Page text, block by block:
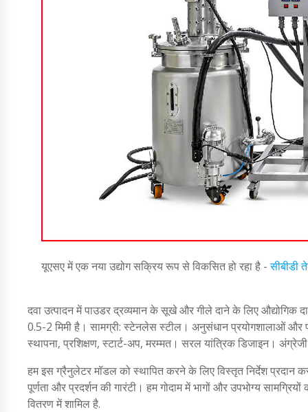
यूएसए में एक नया उद्योग सक्रिय रूप से विकसित हो रहा है -सीबीडी
दवा उत्पादन में पाउडर द्रव्यमान के सूखे और गीले दाने के लिए औद्योगिक
0.5-2 मिमी है। सामग्री: स्टेनलेस स्टील। अनुसंधान प्रयोगशालाओं
स्थापना, प्रशिक्षण, स्टार्ट-अप, मरम्मत। सरल यांत्रिक डिजाइन।
हम इस ग्रैनुलेटर मॉडल को स्थापित करने के लिए विस्तृत निर्देश प्रदान
पूर्णता और प्रदर्शन की गारंटी। हम गोदाम में भागों और उपभोग्य
वितरण में शामिल है.